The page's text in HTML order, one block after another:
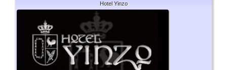
Hotel Yinzo